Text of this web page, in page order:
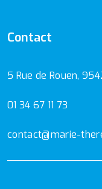
Contact
5 Rue de Rouen,
01 34 67 11 73
contact@marie-